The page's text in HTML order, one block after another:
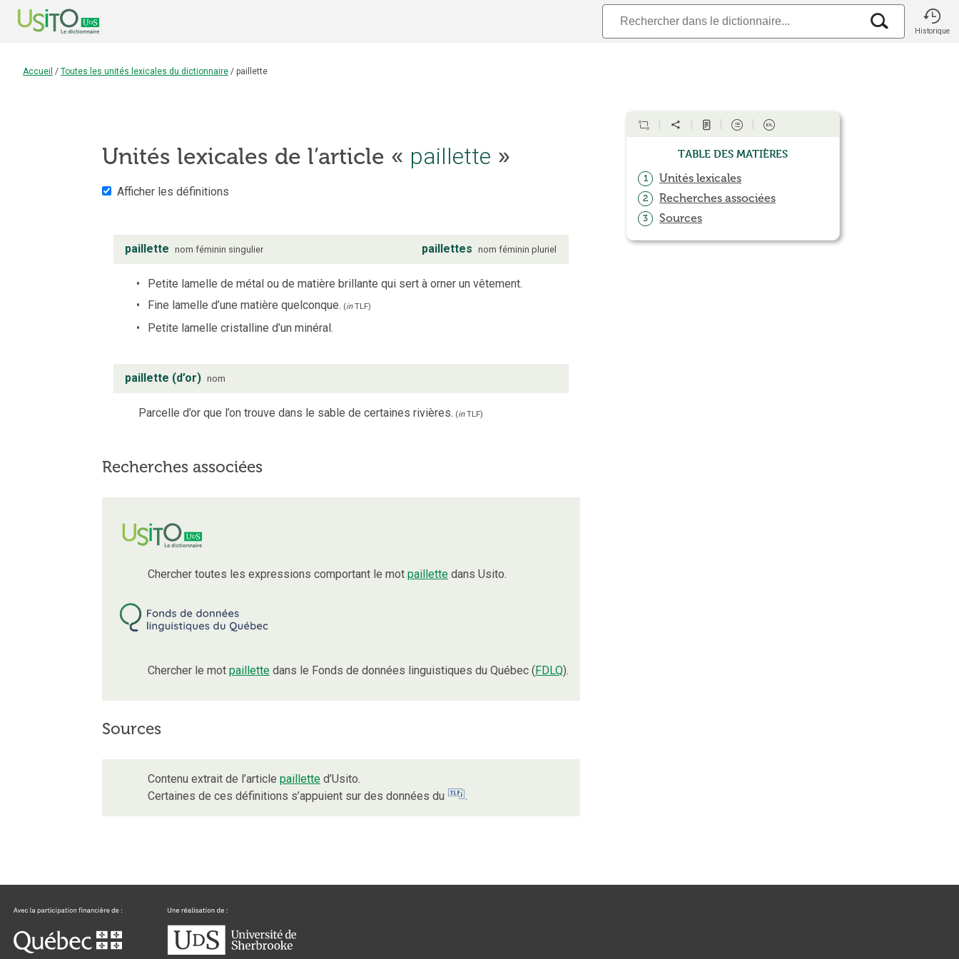
Historique
Accueil / Toutes les unités lexicales du dictionnaire / paillette
Unités lexicales de l’article « paillette »
Afficher les définitions
paillette nom féminin singulier paillettes nom féminin pluriel
Petite lamelle de métal ou de matière brillante qui sert à orner un vêtement.
Fine lamelle d’une matière quelconque. (inTLF)
Petite lamelle cristalline d’un minéral.
paillette (d’or) nom
Parcelle d’or que l’on trouve dans le sable de certaines rivières. (inTLF)
Recherches associées
Chercher toutes les expressions comportant le mot paillette dans Usito.
Chercher le mot paillette dans le Fonds de données linguistiques du Québec (FDLQ).
Sources
Contenu extrait de l’article paillette d’Usito.
Certaines de ces définitions s’appuient sur des données du
.
Table des matières
1 Unités lexicales
2 Recherches associées
3 Sources